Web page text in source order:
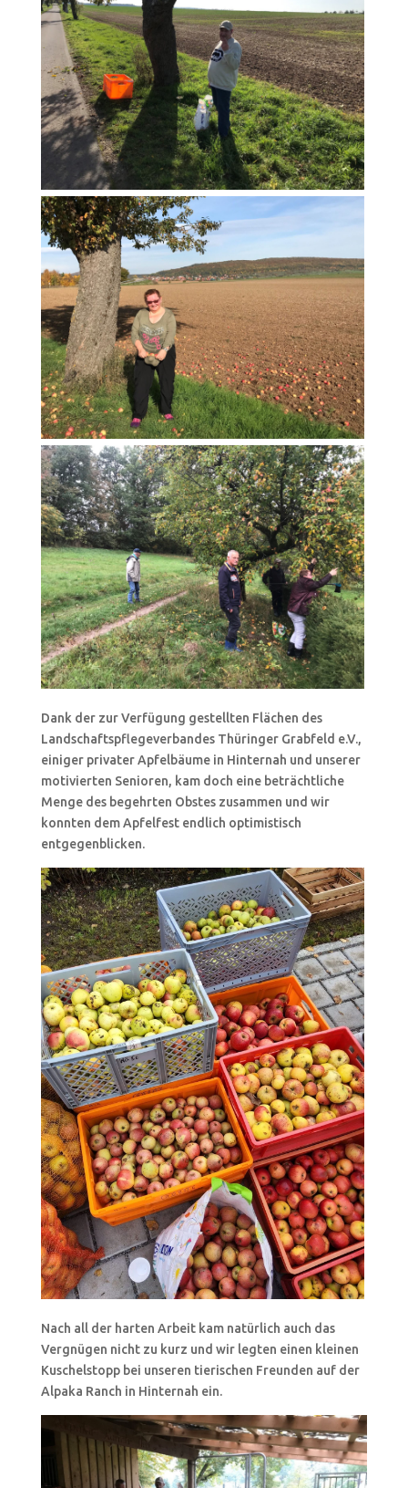
Dank der zur Verfügung gestellten Flächen des
Landschaftspflegeverbandes Thüringer Grabfeld e.V.,
einiger privater Apfelbäume in Hinternah und unserer
motivierten Senioren, kam doch eine beträchtliche
Menge des begehrten Obstes zusammen und wir
konnten dem Apfelfest endlich optimistisch
entgegenblicken.
Nach all der harten Arbeit kam natürlich auch das
Vergnügen nicht zu kurz und wir legten einen kleinen
Kuschelstopp bei unseren tierischen Freunden auf der
Alpaka Ranch in Hinternah ein.